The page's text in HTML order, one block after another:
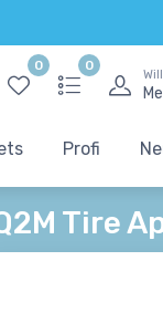
0 0
Profi
Tire